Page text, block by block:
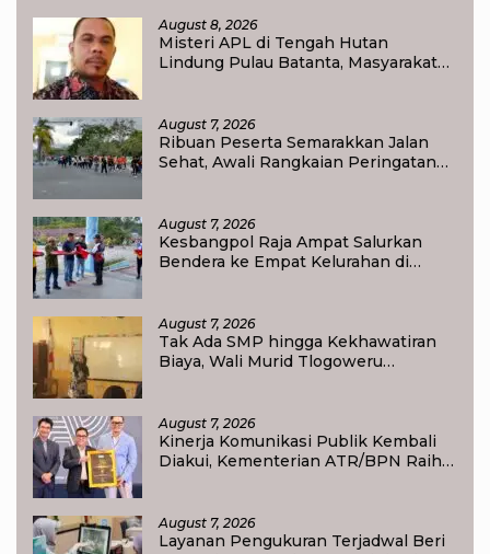
August 8, 2026
Misteri APL di Tengah Hutan
Lindung Pulau Batanta, Masyarakat
August 7, 2026
Ribuan Peserta Semarakkan Jalan
Sehat, Awali Rangkaian Peringatan
August 7, 2026
Kesbangpol Raja Ampat Salurkan
Bendera ke Empat Kelurahan di
August 7, 2026
Tak Ada SMP hingga Kekhawatiran
Biaya, Wali Murid Tlogoweru
August 7, 2026
Kinerja Komunikasi Publik Kembali
Diakui, Kementerian ATR/BPN Raih
August 7, 2026
Layanan Pengukuran Terjadwal Beri